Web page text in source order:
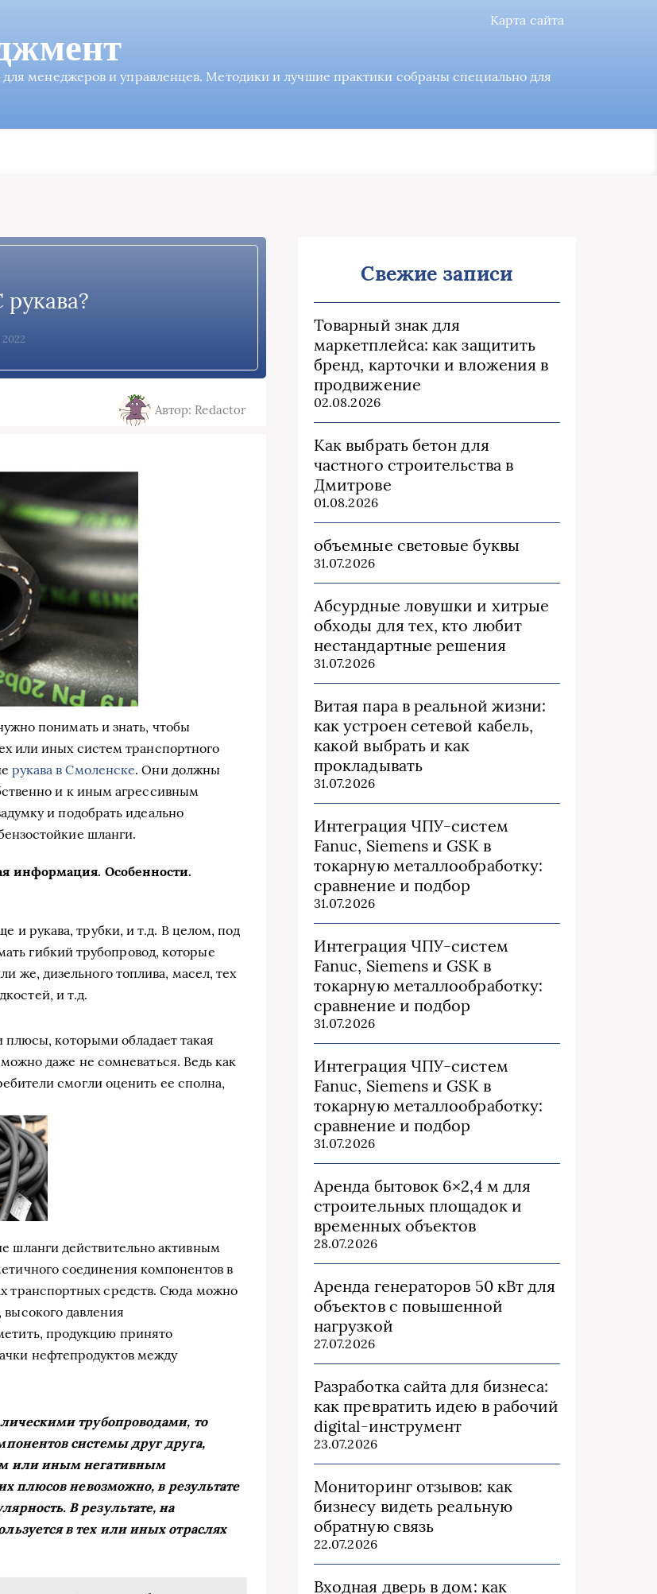
Карта сайта
менеджеров и управленцев. Методики и лучшие практики собраны специально для
2022
Автор: Redactor
понимать и знать, чтобы
или иных систем транспортного
рукава в Смоленске. Они должны
и к иным агрессивным
и подобрать идеально
шланги.
информация. Особенности.
и рукава, трубки, и т.д. В целом, под
гибкий трубопровод, которые
же, дизельного топлива, масел, тех
и т.д.
плюсы, которыми обладает такая
даже не сомневаться. Ведь как
смогли оценить ее сполна,
шланги действительно активным
соединения компонентов в
транспортных средств. Сюда можно
давления
продукцию принято
нефтепродуктов между
трубопроводами, то
системы друг друга,
или иным негативным
плюсов невозможно, в результате
В результате, на
в тех или иных отраслях
Свежие записи
Товарный знак для
маркетплейса: как защитить
бренд, карточки и вложения в
продвижение
02.08.2026
Как выбрать бетон для
частного строительства в
Дмитрове
01.08.2026
объемные световые буквы
31.07.2026
Абсурдные ловушки и хитрые
обходы для тех, кто любит
нестандартные решения
31.07.2026
Витая пара в реальной жизни:
как устроен сетевой кабель,
какой выбрать и как
прокладывать
31.07.2026
Интеграция ЧПУ-систем
Fanuc, Siemens и GSK в
токарную металлообработку:
сравнение и подбор
31.07.2026
Интеграция ЧПУ-систем
Fanuc, Siemens и GSK в
токарную металлообработку:
сравнение и подбор
31.07.2026
Интеграция ЧПУ-систем
Fanuc, Siemens и GSK в
токарную металлообработку:
сравнение и подбор
31.07.2026
Аренда бытовок 6×2,4 м для
строительных площадок и
временных объектов
28.07.2026
Аренда генераторов 50 кВт для
объектов с повышенной
нагрузкой
27.07.2026
Разработка сайта для бизнеса:
как превратить идею в рабочий
digital-инструмент
23.07.2026
Мониторинг отзывов: как
бизнесу видеть реальную
обратную связь
22.07.2026
Входная дверь в дом: как